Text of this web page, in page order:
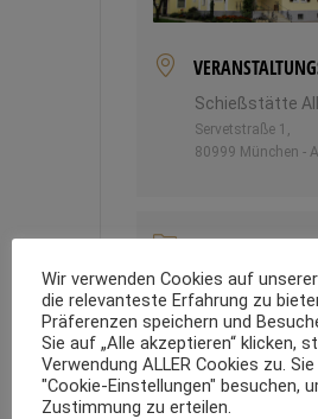
Schießstätte
Servetstraße 1,
80999 München -
Rock´n Roll
Wir verwenden Cookies auf
die relevanteste Erfahrung zu
Präferenzen speichern und
Sie auf „Alle akzeptieren“ klicken,
Verwendung ALLER Cookies zu.
"Cookie-Einstellungen" besuchen,
Zustimmung zu erteilen.